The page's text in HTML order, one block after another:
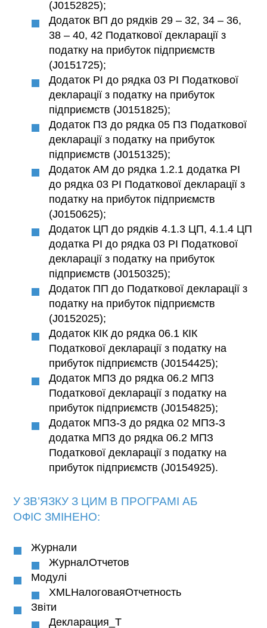
(J0152825);
Додаток ВП до рядків 29 – 32, 34 – 36,
38 – 40, 42 Податкової декларації з
податку на прибуток підприємств
(J0151725);
Додаток РІ до рядка 03 РІ Податкової
декларації з податку на прибуток
підприємств (J0151825);
Додаток ПЗ до рядка 05 ПЗ Податкової
декларації з податку на прибуток
підприємств (J0151325);
Додаток АМ до рядка 1.2.1 додатка РІ
до рядка 03 РІ Податкової декларації з
податку на прибуток підприємств
(J0150625);
Додаток ЦП до рядків 4.1.3 ЦП, 4.1.4 ЦП
додатка РІ до рядка 03 РІ Податкової
декларації з податку на прибуток
підприємств (J0150325);
Додаток ПП до Податкової декларації з
податку на прибуток підприємств
(J0152025);
Додаток КІК до рядка 06.1 КІК
Податкової декларації з податку на
прибуток підприємств (J0154425);
Додаток МПЗ до рядка 06.2 МПЗ
Податкової декларації з податку на
прибуток підприємств (J0154825);
Додаток МПЗ-З до рядка 02 МПЗ-З
додатка МПЗ до рядка 06.2 МПЗ
Податкової декларації з податку на
прибуток підприємств (J0154925).
У ЗВ’ЯЗКУ З ЦИМ В ПРОГРАМІ АБ
ОФІС ЗМІНЕНО:
Журнали
ЖурналОтчетов
Модулі
XMLНалоговаяОтчетность
Звіти
Декларация_T